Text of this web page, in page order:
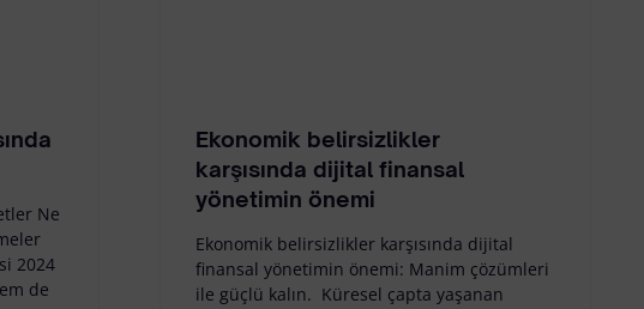
Ne
2024
de
Ekonomik belirsizlikler
karşısında dijital finansal
yönetimin önemi
Ekonomik belirsizlikler karşısında dijital
finansal yönetimin önemi: Manim çözümleri
ile güçlü kalın. Küresel çapta yaşanan